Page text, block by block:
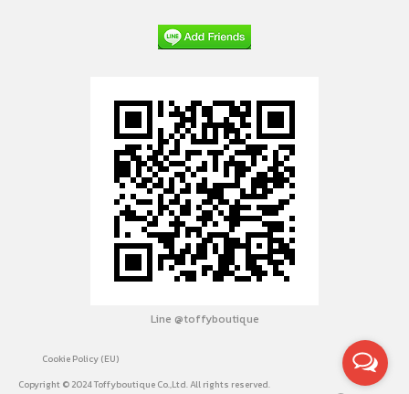
Line @toffyboutique
Cookie Policy (EU)
Copyright © 2024 Toffyboutique Co.,Ltd. All rights reserved.